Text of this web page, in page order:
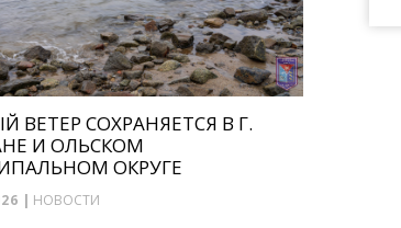
ВЕТЕР СОХРАНЯЕТСЯ В Г.
И ОЛЬСКОМ
ОКРУГЕ
| НОВОСТИ